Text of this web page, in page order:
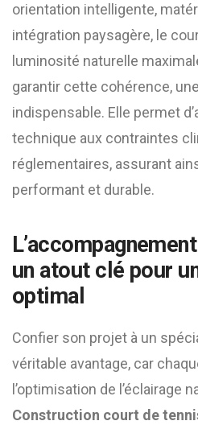
orientation intelligente,
intégration paysagère, le
luminosité naturelle
garantir cette cohérence,
indispensable. Elle permet
technique aux contraintes
réglementaires, assurant
performant et durable.
un atout clé pour
optimal
Confier son projet à un
véritable avantage, car
l’optimisation de l’éclairage
Construction court de